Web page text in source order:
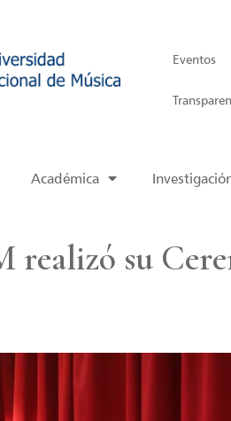
Eventos
Académica
realizó su